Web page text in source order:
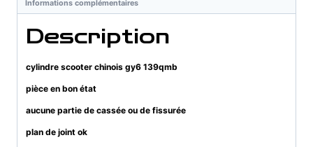
Informations complémentaires
Description
cylindre scooter chinois gy6 139qmb
pièce en bon état
aucune partie de cassée ou de fissurée
plan de joint ok